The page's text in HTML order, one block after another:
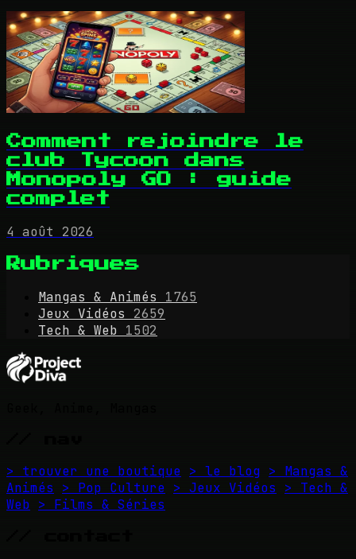
Comment rejoindre le
club Tycoon dans
Monopoly GO : guide
complet
4 août 2026
Rubriques
Mangas & Animés
1765
Jeux Vidéos
2659
Tech & Web 1502
> trouver une boutique > le blog > Mangas &
Animés
> Pop Culture > Jeux Vidéos
> Tech &
Web > Films & Séries